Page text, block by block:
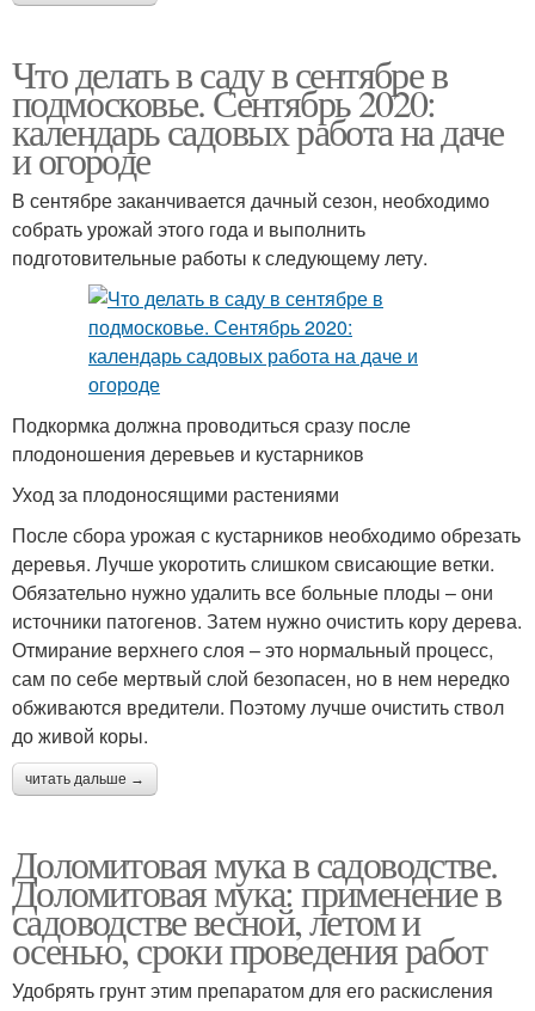
Что делать в саду в сентябре в
подмосковье. Сентябрь 2020:
календарь садовых работа на даче
и огороде
В сентябре заканчивается дачный сезон, необходимо
собрать урожай этого года и выполнить
подготовительные работы к следующему лету.
Подкормка должна проводиться сразу после
плодоношения деревьев и кустарников
Уход за плодоносящими растениями
После сбора урожая с кустарников необходимо обрезать
деревья. Лучше укоротить слишком свисающие ветки.
Обязательно нужно удалить все больные плоды – они
источники патогенов. Затем нужно очистить кору дерева.
Отмирание верхнего слоя – это нормальный процесс,
сам по себе мертвый слой безопасен, но в нем нередко
обживаются вредители. Поэтому лучше очистить ствол
до живой коры.
читать дальше →
Доломитовая мука в садоводстве.
Доломитовая мука: применение в
садоводстве весной, летом и
осенью, сроки проведения работ
Удобрять грунт этим препаратом для его раскисления